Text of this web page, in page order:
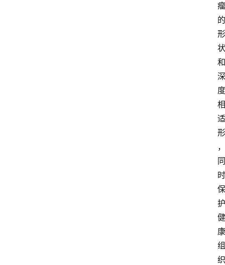
瘤
的
形
状
和
深
度
相
适
形
，
同
时
保
护
健
康
组
织